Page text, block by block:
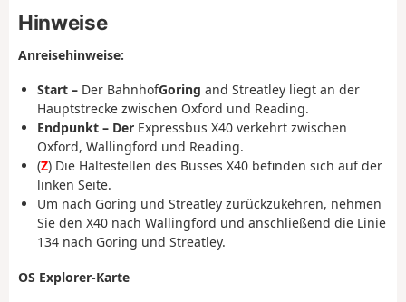
Hinweise
Anreisehinweise:
Start – Der BahnhofGoring and Streatley liegt an der
Hauptstrecke zwischen Oxford und Reading.
Endpunkt – Der Expressbus X40 verkehrt zwischen
Oxford, Wallingford und Reading.
(Z) Die Haltestellen des Busses X40 befinden sich auf der
linken Seite.
Um nach Goring und Streatley zurückzukehren, nehmen
Sie den X40 nach Wallingford und anschließend die Linie
134 nach Goring und Streatley.
OS Explorer-Karte